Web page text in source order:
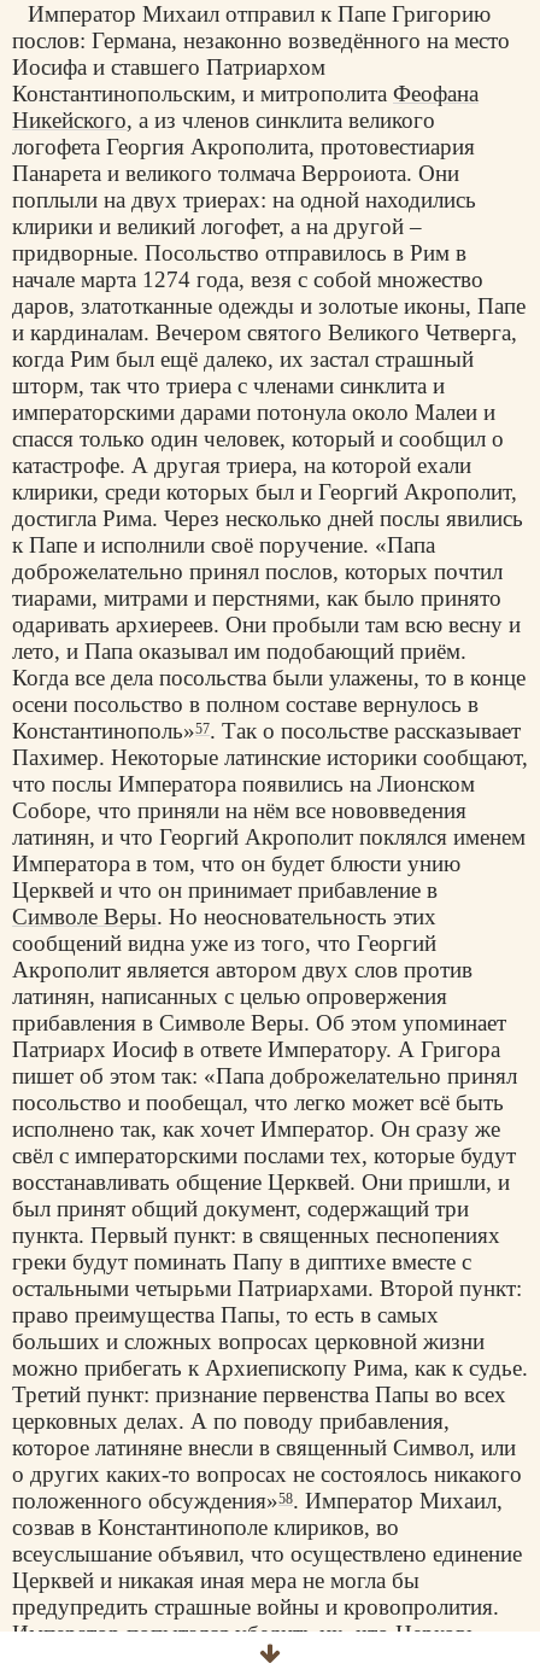
Император Михаил отправил к Папе Григорию
послов: Германа, незаконно возведённого на место
Иосифа и ставшего Патриархом
Константинопольским, и митрополита Феофана
Никейского, а из членов синклита великого
логофета Георгия Акрополита, протовестиария
Панарета и великого толмача Верроиота. Они
поплыли на двух триерах: на одной находились
клирики и великий логофет, а на другой –
придворные. Посольство отправилось в Рим в
начале марта 1274 года, везя с собой множество
даров, златотканные одежды и золотые иконы, Папе
и кардиналам. Вечером святого Великого Четверга,
когда Рим был ещё далеко, их застал страшный
шторм, так что триера с членами синклита и
императорскими дарами потонула около Малеи и
спасся только один человек, который и сообщил о
катастрофе. А другая триера, на которой ехали
клирики, среди которых был и Георгий Акрополит,
достигла Рима. Через несколько дней послы явились
к Папе и исполнили своё поручение. «Папа
доброжелательно принял послов, которых почтил
тиарами, митрами и перстнями, как было принято
одаривать архиереев. Они пробыли там всю весну и
лето, и Папа оказывал им подобающий приём.
Когда все дела посольства были улажены, то в конце
осени посольство в полном составе вернулось в
Константинополь»57. Так о посольстве рассказывает
Пахимер. Некоторые латинские историки сообщают,
что послы Императора появились на Лионском
Соборе, что приняли на нём все нововведения
латинян, и что Георгий Акрополит поклялся именем
Императора в том, что он будет блюсти унию
Церквей и что он принимает прибавление в
Символе Веры. Но неосновательность этих
сообщений видна уже из того, что Георгий
Акрополит является автором двух слов против
латинян, написанных с целью опровержения
прибавления в Символе Веры. Об этом упоминает
Патриарх Иосиф в ответе Императору. А Григора
пишет об этом так: «Папа доброжелательно принял
посольство и пообещал, что легко может всё быть
исполнено так, как хочет Император. Он сразу же
свёл с императорскими послами тех, которые будут
восстанавливать общение Церквей. Они пришли, и
был принят общий документ, содержащий три
пункта. Первый пункт: в священных песнопениях
греки будут поминать Папу в диптихе вместе с
остальными четырьми Патриархами. Второй пункт:
право преимущества Папы, то есть в самых
больших и сложных вопросах церковной жизни
можно прибегать к Архиепископу Рима, как к судье.
Третий пункт: признание первенства Папы во всех
церковных делах. А по поводу прибавления,
которое латиняне внесли в священный Символ, или
о других каких-то вопросах не состоялось никакого
положенного обсуждения»58. Император Михаил,
созвав в Константинополе клириков, во
всеуслышание объявил, что осуществлено единение
Церквей и никакая иная мера не могла бы
предупредить страшные войны и кровопролития.
Император попытался убедить их, что Церковь
осталась, как и прежде, неприкосновенной, ибо ни